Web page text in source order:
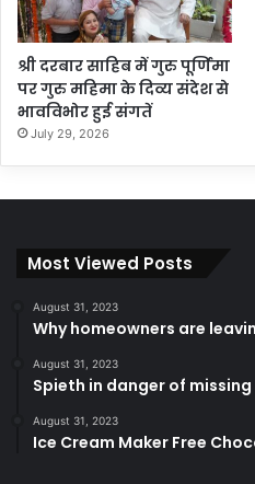
श्री दरबार साहिब में गुरु पूर्णिमा
पर गुरु महिमा के दिव्य संदेश से
भावविभोर हुई संगतें
July 29, 2026
Most Viewed Posts
August 31, 2023
Why homeowners are
August 31, 2023
Spieth in danger of
August 31, 2023
Ice Cream Maker Free